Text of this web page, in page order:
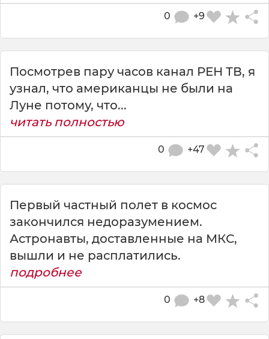
+9
0
Посмотрев пару часов канал РЕН ТВ, я
узнал, что американцы не были на
Луне потому, что...
читать полностью
+47
0
Первый частный полет в космос
закончился недоразумением.
Астронавты, доставленные на МКС,
вышли и не расплатились.
подробнее
+8
0